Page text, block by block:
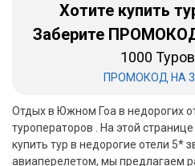
Хотите купить
Заберите
1000
ПРОМОКОД НА
Отдых в Южном Гоа в недорогих
туроператоров . На этой
купить тур в недорогие отели 5*
авиаперелетом, мы предлагаем
Хайнань
Занзибар
Абхазия